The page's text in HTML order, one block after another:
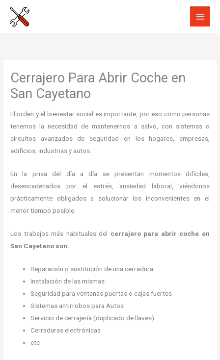
Cerrajero Para Abrir Coche en
San Cayetano
El orden y el bienestar social es importante, por eso como personas
tenemos la necesidad de mantenernos a salvo, con sistemas o
circuitos avanzados de seguridad en los hogares, empresas,
edificios, industrias y autos.
En la prisa del día a día se presentan momentos difíciles,
desencadenados por el estrés, ansiedad laboral, viéndonos
prácticamente obligados a solucionar los inconvenientes en el
menor tiempo posible.
Los trabajos más habituales del cerrajero para abrir coche en
San Cayetano son:
Reparación o sustitución de una cerradura
Instalación de las mismas
Seguridad para ventanas puertas o cajas fuertes
Sistemas antirrobos para Autos
Servicio de cerrajería (duplicado de llaves)
Cerraduras electrónicas
etc